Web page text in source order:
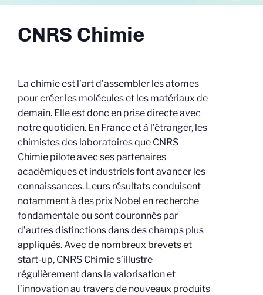
CNRS Chimie
La chimie est l’art d’assembler les atomes
pour créer les molécules et les matériaux de
demain. Elle est donc en prise directe avec
notre quotidien. En France et à l’étranger, les
chimistes des laboratoires que CNRS
Chimie pilote avec ses partenaires
académiques et industriels font avancer les
connaissances. Leurs résultats conduisent
notamment à des prix Nobel en recherche
fondamentale ou sont couronnés par
d’autres distinctions dans des champs plus
appliqués. Avec de nombreux brevets et
start-up, CNRS Chimie s’illustre
régulièrement dans la valorisation et
l’innovation au travers de nouveaux produits